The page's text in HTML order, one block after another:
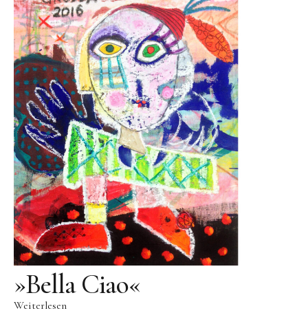
Public Works
Werke in öffentlichem Besitz
Fontenuova, Italien
Gudensberg
Hofhausen
Ingelheim am Rhein
Kassel
Leogang, Austria
Rom, Italien
San Lorenzo, Italien
Schwalbach
Zug, Schweiz
»Bella Ciao«
Weiterlesen